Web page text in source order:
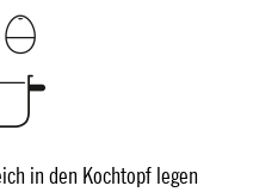
in den Kochtopf legen